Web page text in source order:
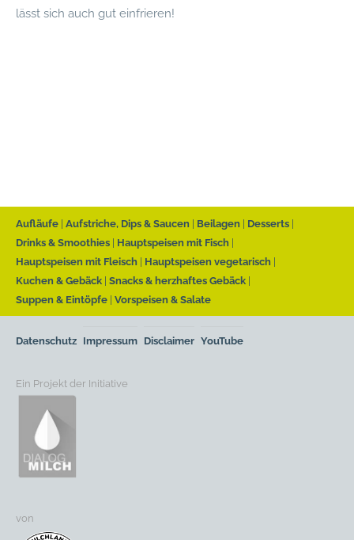
lässt sich auch gut einfrieren!
Aufläufe Aufstriche, Dips & Saucen Beilagen
Desserts
Drinks & Smoothies
Hauptspeisen mit Fisch
Hauptspeisen mit Fleisch
Hauptspeisen vegetarisch
Kuchen & Gebäck Snacks & herzhaftes Gebäck
Suppen & Eintöpfe Vorspeisen & Salate
Datenschutz Impressum Disclaimer YouTube
Ein Projekt der Initiative
von